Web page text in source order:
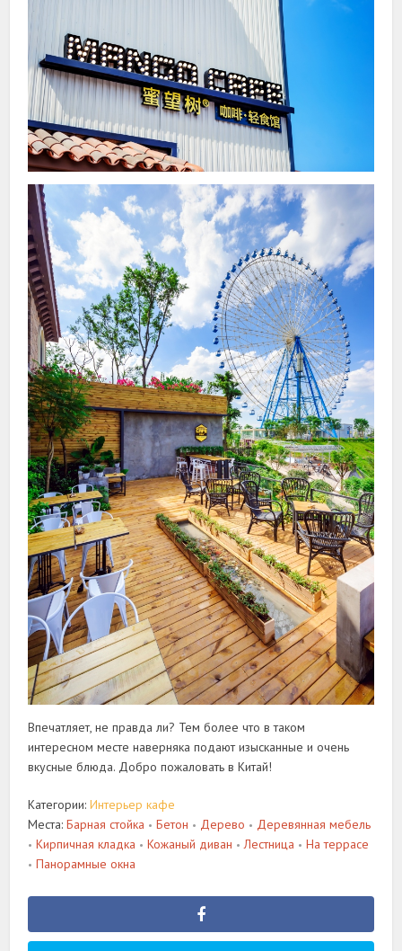
Впечатляет, не правда ли? Тем более что в таком
интересном месте наверняка подают изысканные и очень
вкусные блюда. Добро пожаловать в Китай!
Категории:Интерьер кафе
Места:Барная стойка • Бетон • Дерево • Деревянная мебель
• Кирпичная кладка • Кожаный диван • Лестница • На террасе
• Панорамные окна